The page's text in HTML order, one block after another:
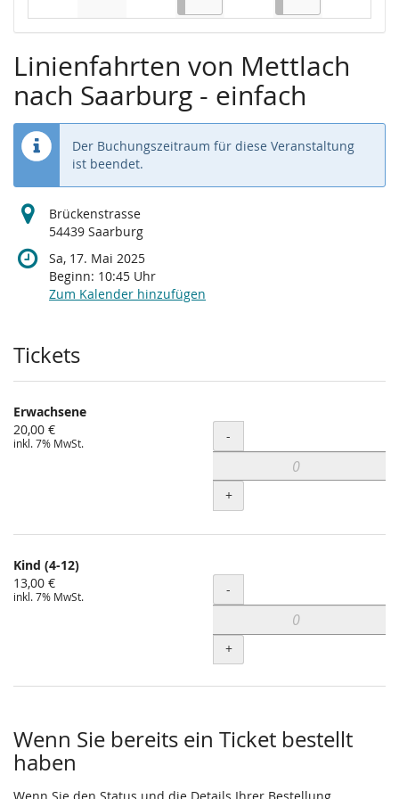
Keine Veranstaltungen
Keine Veranstaltungen
Keine VeranstaltungenKeine Veranstaltungen
Linienfahrten von Mettlach
nach Saarburg - einfach
Der Buchungszeitraum für diese Veranstaltung
ist beendet.
Brückenstrasse
54439 Saarburg
Sa, 17. Mai 2025
Beginn: 10:45 Uhr
Zum Kalender hinzufügen
Produkte
Tickets
Erwachsene
20,00 €
inkl. 7% MwSt. Menge
-
+
Kind (4-12)
13,00 €
inkl. 7% MwSt. Menge
-
+
Wenn Sie bereits ein Ticket bestellt
haben